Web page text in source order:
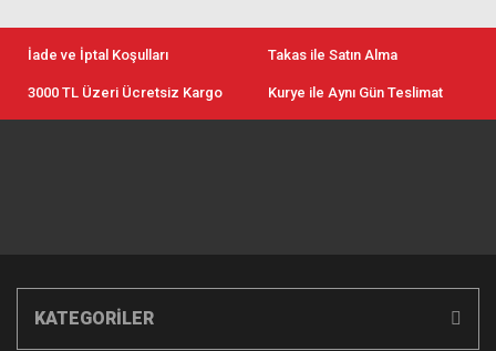
İade ve İptal Koşulları Takas ile Satın Alma
3000 TL Üzeri Ücretsiz Kargo Kurye ile Aynı Gün Teslimat
KATEGORİLER